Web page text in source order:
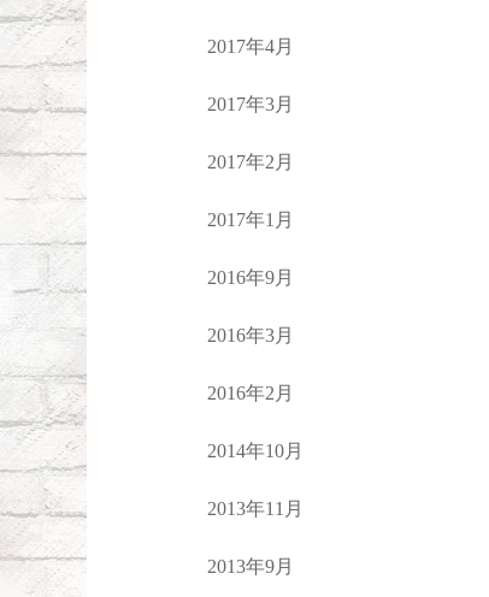
2017年4月
2017年3月
2017年2月
2017年1月
2016年9月
2016年3月
2016年2月
2014年10月
2013年11月
2013年9月